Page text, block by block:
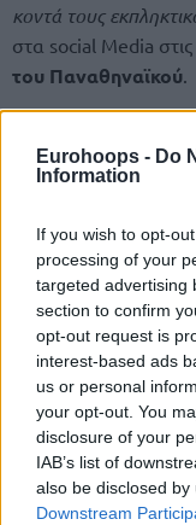
Eurohoops - Do
Information
If you wish to opt-
processing of your
targeted advertising
section to confirm
opt-out request is
interest-based ads
us or personal
your opt-out. You
disclosure of your
IAB’s list of
also be disclosed
Downstream
κοντά τους
στα social Media στις
του Παναθηναϊκού
grateful for this
represent this
✊🏾☘https://